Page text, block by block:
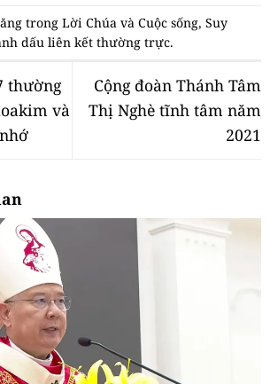
trong Lời Chúa và Cuộc sống, Suy
dấu liên kết thường trực.
thường
và
Cộng đoàn Thánh Tâm
Thị Nghè tĩnh tâm năm
2021